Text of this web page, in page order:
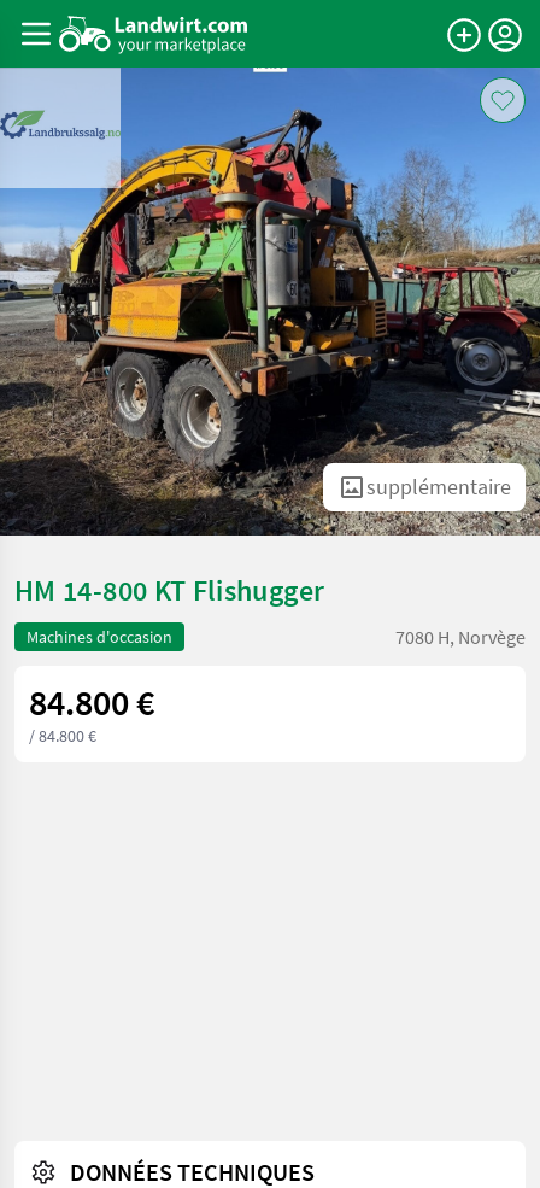
supplémentaire
HM 14-800 KT Flishugger
Machines d'occasion 7080 H, Norvège
84.800 €
/ 84.800 €
DONNÉES TECHNIQUES